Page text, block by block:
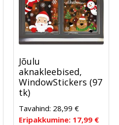
Jõulu
aknakleebised,
WindowStickers (97
tk)
Tavahind: 28,99 €
Eripakkumine: 17,99 €